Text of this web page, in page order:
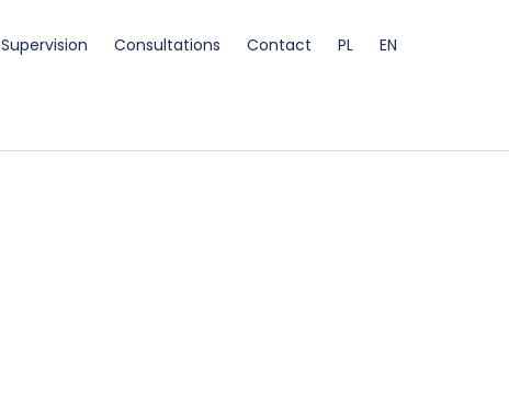
Supervision Consultations Contact PL EN